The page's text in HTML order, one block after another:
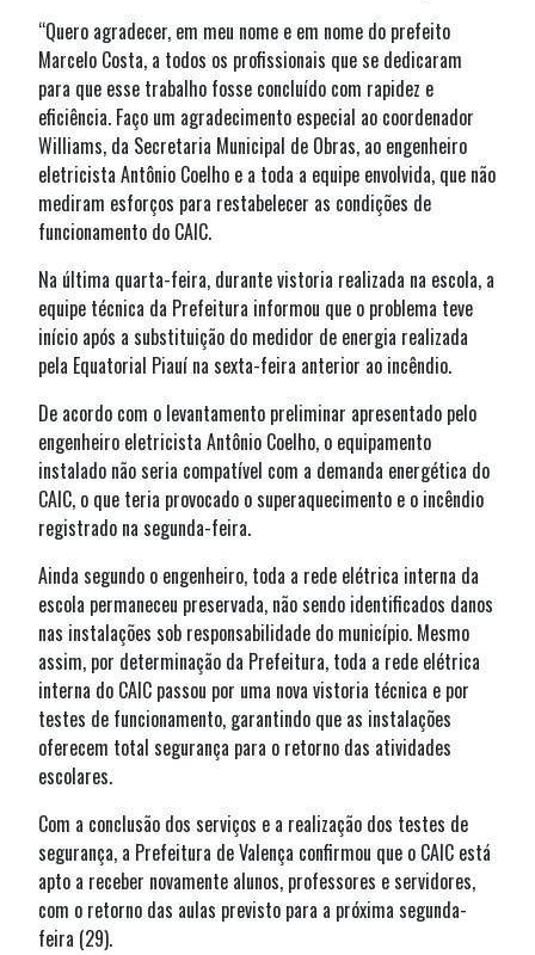
“Quero agradecer, em meu nome e em nome do prefeito
Marcelo Costa, a todos os profissionais que se dedicaram
para que esse trabalho fosse concluído com rapidez e
eficiência. Faço um agradecimento especial ao coordenador
Williams, da Secretaria Municipal de Obras, ao engenheiro
eletricista Antônio Coelho e a toda a equipe envolvida, que não
mediram esforços para restabelecer as condições de
funcionamento do CAIC.
Na última quarta-feira, durante vistoria realizada na escola, a
equipe técnica da Prefeitura informou que o problema teve
início após a substituição do medidor de energia realizada
pela Equatorial Piauí na sexta-feira anterior ao incêndio.
De acordo com o levantamento preliminar apresentado pelo
engenheiro eletricista Antônio Coelho, o equipamento
instalado não seria compatível com a demanda energética do
CAIC, o que teria provocado o superaquecimento e o incêndio
registrado na segunda-feira.
Ainda segundo o engenheiro, toda a rede elétrica interna da
escola permaneceu preservada, não sendo identificados danos
nas instalações sob responsabilidade do município. Mesmo
assim, por determinação da Prefeitura, toda a rede elétrica
interna do CAIC passou por uma nova vistoria técnica e por
testes de funcionamento, garantindo que as instalações
oferecem total segurança para o retorno das atividades
escolares.
Com a conclusão dos serviços e a realização dos testes de
segurança, a Prefeitura de Valença confirmou que o CAIC está
apto a receber novamente alunos, professores e servidores,
com o retorno das aulas previsto para a próxima segunda-
feira (29).